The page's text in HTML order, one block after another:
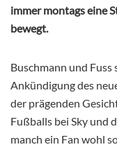
immer montags eine
bewegt.
Buschmann und Fuss
Ankündigung des
der prägenden
Fußballs bei Sky und
manch ein Fan wohl